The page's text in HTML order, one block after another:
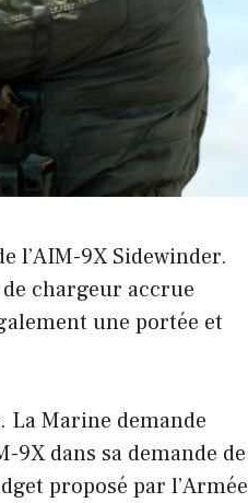
l’AIM-9X Sidewinder.
chargeur accrue
une portée et
La Marine demande
dans sa demande de
proposé par l’Armée